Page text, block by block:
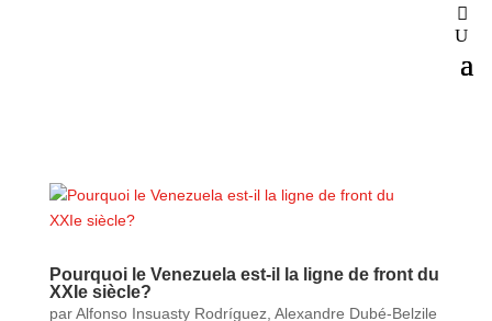
Pourquoi le Venezuela est-il la ligne de front du
XXIe siècle?
parAlfonso Insuasty Rodríguez, Alexandre Dubé-Belzile